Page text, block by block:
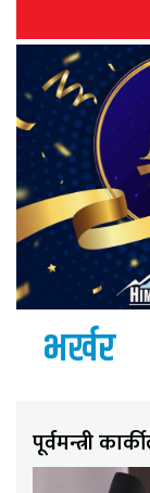
भर्खर
पूर्वमन्त्री